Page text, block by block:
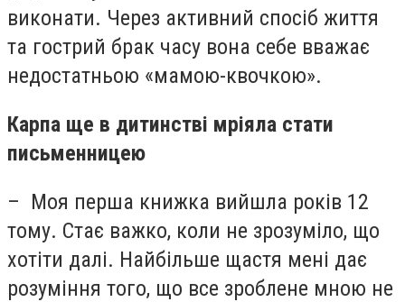
виконати. Через активний спосіб життя
та гострий брак часу вона себе вважає
недостатньою «мамою-квочкою».
Карпа ще в дитинстві мріяла стати
письменницею
– Моя перша книжка вийшла років 12
тому. Стає важко, коли не зрозуміло, що
хотіти далі. Найбільше щастя мені дає
розуміння того, що все зроблене мною не